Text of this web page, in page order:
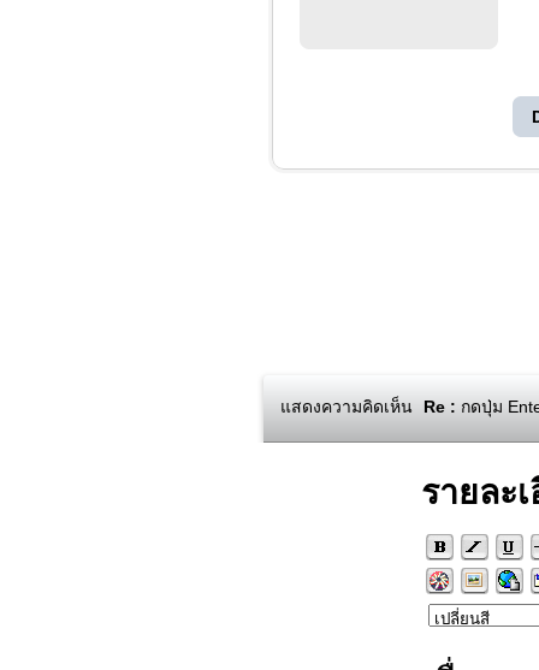
แสดงความคิดเห็น Re : กดปุ่ม
รายละ